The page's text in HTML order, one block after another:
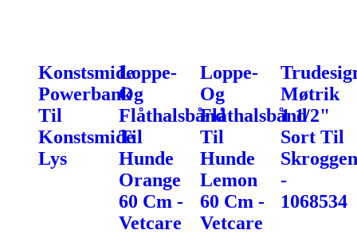
Konstsmide
Powerbank
Til
Konstsmide
Lys
Loppe-
Og
Flåthalsbånd
Til
Hunde
Orange
60 Cm -
Vetcare
Loppe-
Og
Flåthalsbånd
Til
Hunde
Lemon
60 Cm -
Vetcare
Møtrik
1 1/2"
Sort Til
-
1068534